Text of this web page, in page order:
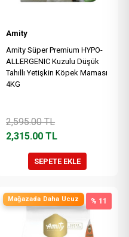
Amity
Amity Süper Premium HYPO-
ALLERGENIC Kuzulu Düşük
Tahıllı Yetişkin Köpek Maması
4KG
2,595.00TL
2,315.00 TL
SEPETE EKLE
Mağazada Daha Ucuz % 11